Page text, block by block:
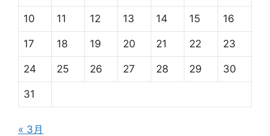
10 11 12 13 14 15 16
17 18 19 20 21 22 23
24 25 26 27 28 29 30
31
« 3月